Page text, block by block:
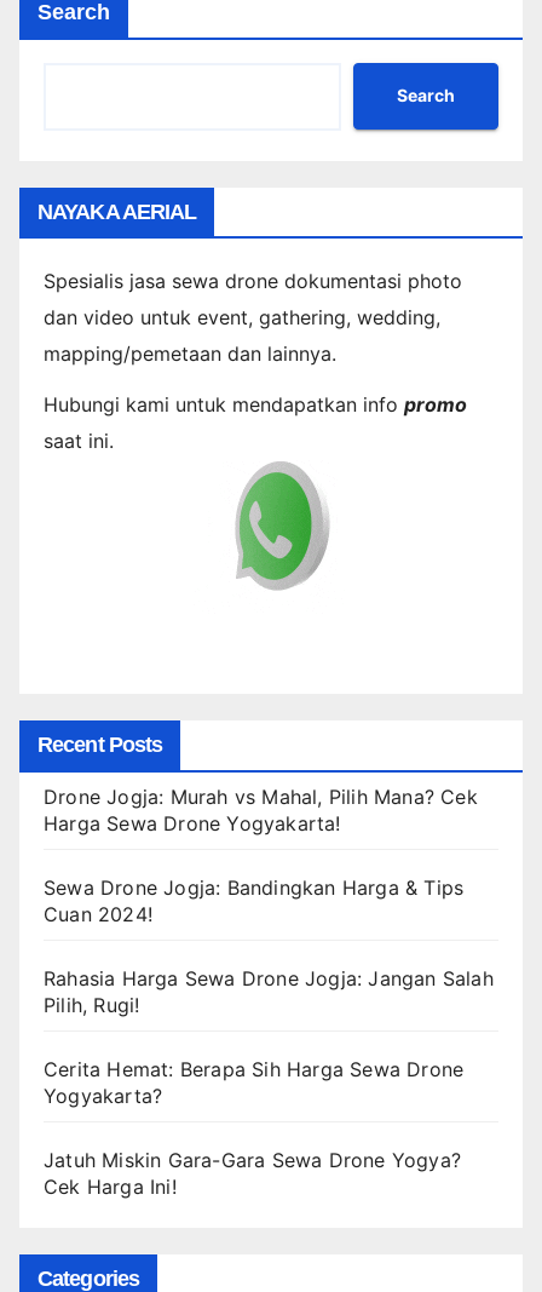
Search
Search
NAYAKA AERIAL
Spesialis jasa sewa drone dokumentasi photo
dan video untuk event, gathering, wedding,
mapping/pemetaan dan lainnya.
Hubungi kami untuk mendapatkan info promo
saat ini.
Recent Posts
Drone Jogja: Murah vs Mahal, Pilih Mana? Cek
Harga Sewa Drone Yogyakarta!
Sewa Drone Jogja: Bandingkan Harga & Tips
Cuan 2024!
Rahasia Harga Sewa Drone Jogja: Jangan Salah
Pilih, Rugi!
Cerita Hemat: Berapa Sih Harga Sewa Drone
Yogyakarta?
Jatuh Miskin Gara-Gara Sewa Drone Yogya?
Cek Harga Ini!
Categories